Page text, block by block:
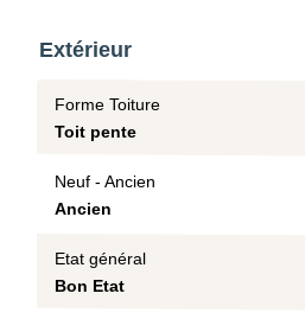
Extérieur
Forme Toiture
Toit pente
Neuf - Ancien
Ancien
Etat général
Bon Etat